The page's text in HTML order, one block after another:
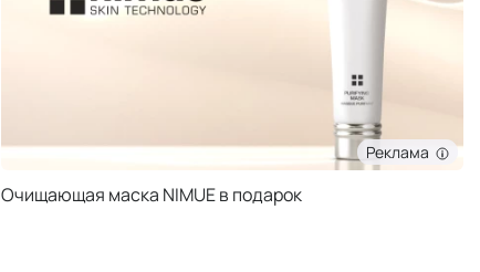
Реклама
Очищающая маска NIMUE в подарок